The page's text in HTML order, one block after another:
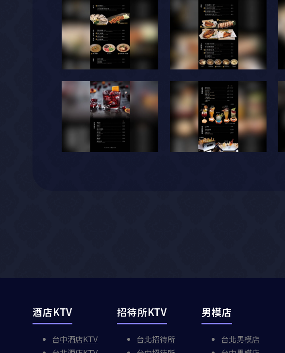
酒店KTV
台中酒店KTV
招待所KTV
台北招待所
男模店
台北男模店